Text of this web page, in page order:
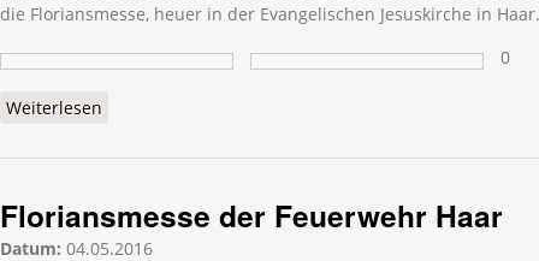
die Floriansmesse, heuer in der Evangelischen Jesuskirche in Haar.
0
Weiterlesen
Floriansmesse der Feuerwehr Haar
Datum: 04.05.2016